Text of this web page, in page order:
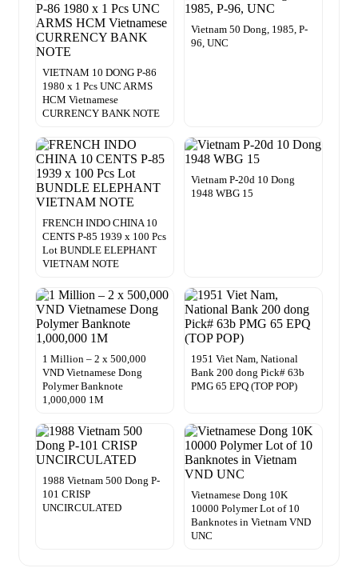
VIETNAM 10 DONG P-86
1980 x 1 Pcs UNC ARMS
HCM Vietnamese
CURRENCY BANK NOTE
Vietnam 50 Dong, 1985, P-
96, UNC
FRENCH INDO CHINA 10
CENTS P-85 1939 x 100 Pcs
Lot BUNDLE ELEPHANT
VIETNAM NOTE
Vietnam P-20d 10 Dong
1948 WBG 15
1 Million – 2 x 500,000
VND Vietnamese Dong
Polymer Banknote
1,000,000 1M
1951 Viet Nam, National
Bank 200 dong Pick# 63b
PMG 65 EPQ (TOP POP)
1988 Vietnam 500 Dong P-
101 CRISP
UNCIRCULATED
Vietnamese Dong 10K
10000 Polymer Lot of 10
Banknotes in Vietnam VND
UNC